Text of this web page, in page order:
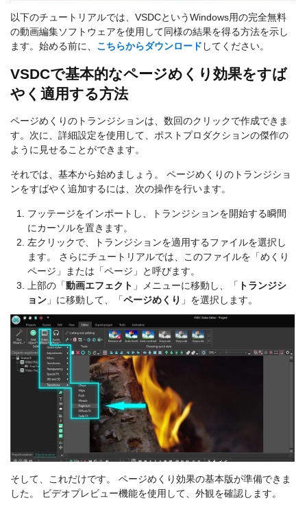
以下のチュートリアルでは、VSDCというWindows用の完全無料
の動画編集ソフトウェアを使用して同様の結果を得る方法を示し
ます。始める前に、 こちらからダウンロード してください。
VSDCで基本的なページめくり効果をすば
やく適用する方法
ページめくりのトランジションは、数回のクリックで作成できま
す。次に、詳細設定を使用して、ポストプロダクションの傑作の
ように見せることができます。
それでは、基本から始めましょう。 ページめくりのトランジショ
ンをすばやく追加するには、次の操作を行います。
フッテージをインポートし、トランジションを開始する瞬間
にカーソルを置きます。
左クリックで、トランジションを適用するファイルを選択し
ます。 さらにチュートリアルでは、このファイルを「めくり
ページ」または「ページ」と呼びます。
上部の「動画エフェクト 」メニューに移動し、「 トランジシ
ョン 」に移動して、「ページめくり 」を選択します。
そして、これだけです。 ページめくり効果の基本版が準備できま
した。 ビデオプレビュー機能を使用して、外観を確認します。